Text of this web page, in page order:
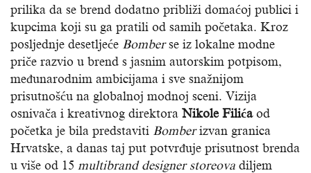
prilika da se brend dodatno približi domaćoj publici i
kupcima koji su ga pratili od samih početaka. Kroz
posljednje desetljeće Bomberse iz lokalne modne
priče razvio u brend s jasnim autorskim potpisom,
međunarodnim ambicijama i sve snažnijom
prisutnošću na globalnoj modnoj sceni. Vizija
osnivača i kreativnog direktora Nikole Filićaod
početka je bila predstaviti Bomberizvan granica
Hrvatske, a danas taj put potvrđuje prisutnost brenda
u više od 15 multibrand designer storeova diljem